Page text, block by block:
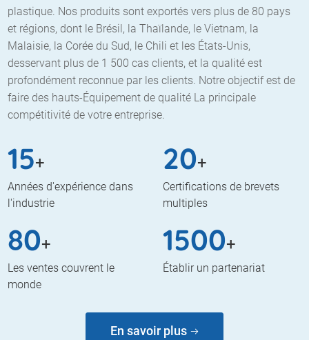
plastique. Nos produits sont exportés vers plus de 80 pays
et régions, dont le Brésil, la Thaïlande, le Vietnam, la
Malaisie, la Corée du Sud, le Chili et les États-Unis,
desservant plus de 1 500 cas clients, et la qualité est
profondément reconnue par les clients. Notre objectif est de
faire des hauts-Équipement de qualité La principale
compétitivité de votre entreprise.
15+
Années d'expérience dans
l'industrie
20+
Certifications de brevets
multiples
80+
Les ventes couvrent le
monde
1500+
Établir un partenariat
En savoir plus